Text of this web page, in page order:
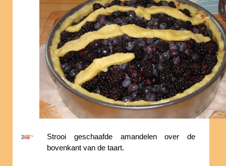
Strooi geschaafde amandelen over de
bovenkant van de taart.